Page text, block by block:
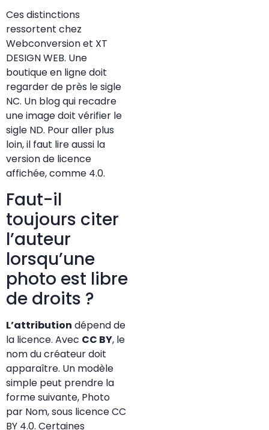
Ces distinctions
ressortent chez
Webconversion et XT
DESIGN WEB. Une
boutique en ligne doit
regarder de près le sigle
NC. Un blog qui recadre
une image doit vérifier le
sigle ND. Pour aller plus
loin, il faut lire aussi la
version de licence
affichée, comme 4.0.
Faut-il
toujours citer
l’auteur
lorsqu’une
photo est libre
de droits ?
L’attribution dépend de
la licence. Avec CC BY, le
nom du créateur doit
apparaître. Un modèle
simple peut prendre la
forme suivante, Photo
par Nom, sous licence CC
BY 4.0. Certaines